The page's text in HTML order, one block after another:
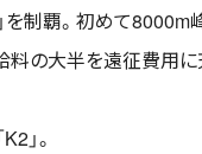
制覇。初めて8000m
料の大半を遠征費用
」。